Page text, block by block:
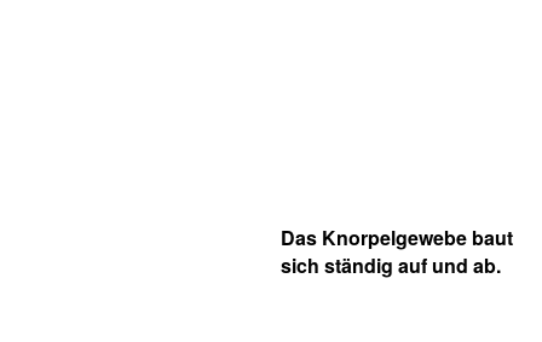
Das Knorpelgewebe baut
sich ständig auf und ab.